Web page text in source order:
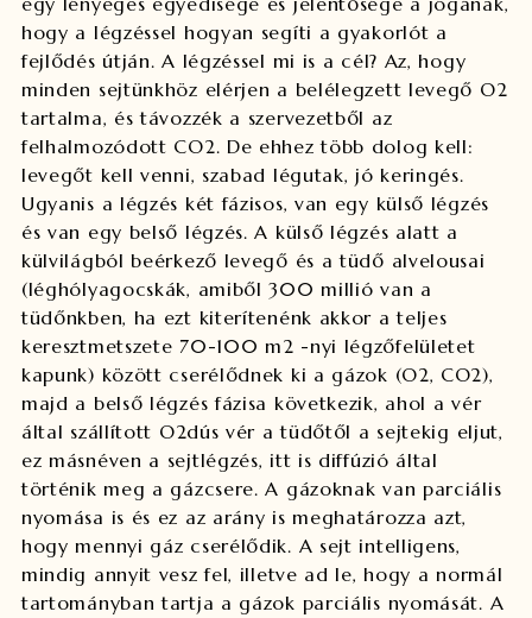
hogy a légzéssel hogyan segíti a gyakorlót a
fejlődés útján. A légzéssel mi is a cél? Az, hogy
minden sejtünkhöz elérjen a belélegzett levegő O2
tartalma, és távozzék a szervezetből az
felhalmozódott CO2. De ehhez több dolog kell:
levegőt kell venni, szabad légutak, jó keringés.
Ugyanis a légzés két fázisos, van egy külső légzés
és van egy belső légzés. A külső légzés alatt a
külvilágból beérkező levegő és a tüdő alvelousai
(léghólyagocskák, amiből 300 millió van a
tüdőnkben, ha ezt kiterítenénk akkor a teljes
keresztmetszete 70-100 m2 -nyi légzőfelületet
kapunk) között cserélődnek ki a gázok (O2, CO2),
majd a belső légzés fázisa következik, ahol a vér
által szállított O2dús vér a tüdőtől a sejtekig eljut,
ez másnéven a sejtlégzés, itt is diffúzió által
történik meg a gázcsere. A gázoknak van parciális
nyomása is és ez az arány is meghatározza azt,
hogy mennyi gáz cserélődik. A sejt intelligens,
mindig annyit vesz fel, illetve ad le, hogy a normál
tartományban tartja a gázok parciális nyomását. A